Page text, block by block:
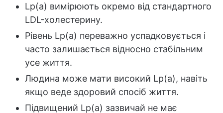
Lp(a) вимірюють окремо від стандартного
LDL-холестерину.
Рівень Lp(a) переважно успадковується і
часто залишається відносно стабільним
усе життя.
Людина може мати високий Lp(a), навіть
якщо веде здоровий спосіб життя.
Підвищений Lp(a) зазвичай не має